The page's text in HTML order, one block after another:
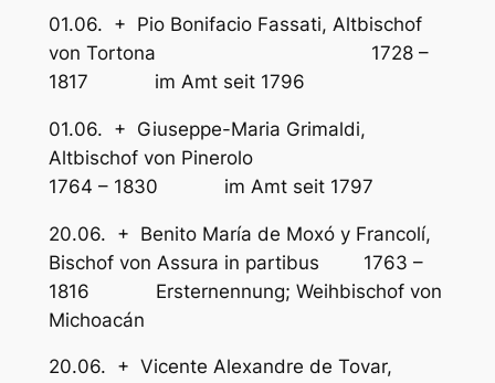
01.06. + Pio Bonifacio Fassati, Altbischof
von Tortona 1728 –
1817 im Amt seit 1796
01.06. + Giuseppe-Maria Grimaldi,
Altbischof von Pinerolo
1764 – 1830 im Amt seit 1797
20.06. + Benito María de Moxó y Francolí,
Bischof von Assura in partibus 1763 –
1816 Ersternennung; Weihbischof von
Michoacán
20.06. + Vicente Alexandre de Tovar,